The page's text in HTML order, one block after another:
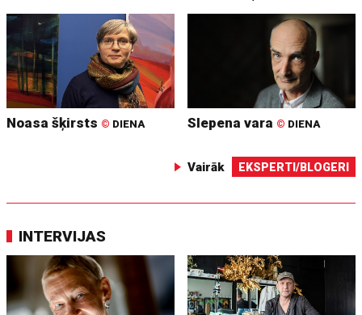
Noasa šķirsts © DIENA Slepena vara © DIENA
Vairāk EKSPERTI/BLOGERI
INTERVIJAS